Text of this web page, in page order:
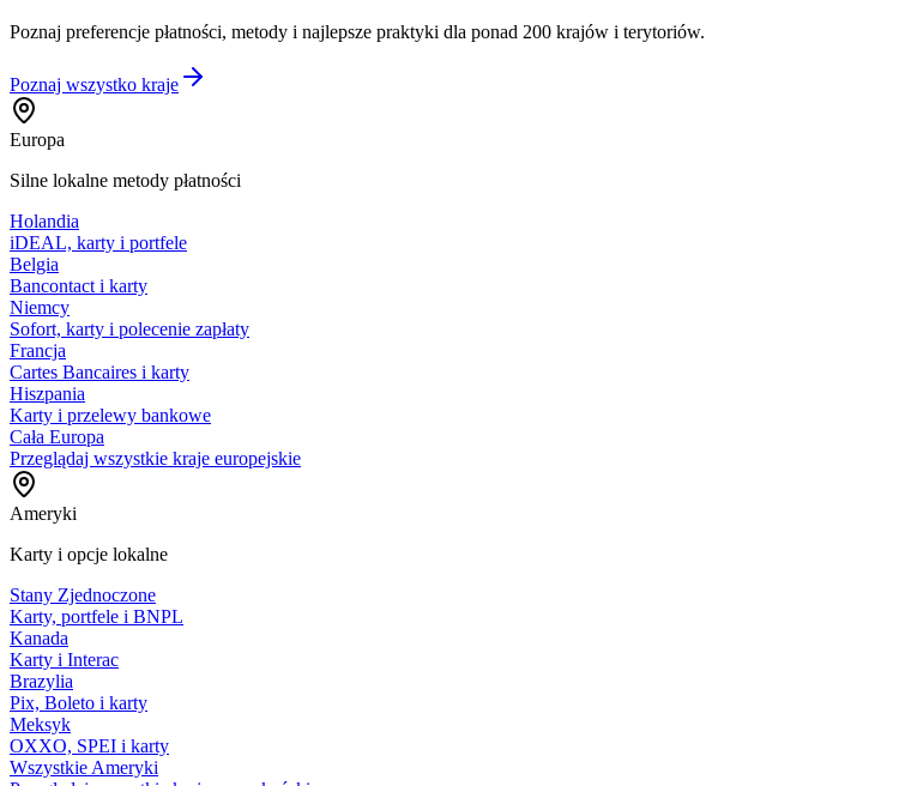
Poznaj preferencje płatności, metody i najlepsze praktyki dla ponad 200 krajów i terytoriów.
Poznaj wszystko kraje
Europa
Silne lokalne metody płatności
Holandia
iDEAL, karty i portfele
Belgia
Bancontact i karty
Niemcy
Sofort, karty i polecenie zapłaty
Francja
Cartes Bancaires i karty
Hiszpania
Karty i przelewy bankowe
Cała Europa
Przeglądaj wszystkie kraje europejskie
Ameryki
Karty i opcje lokalne
Stany Zjednoczone
Karty, portfele i BNPL
Kanada
Karty i Interac
Brazylia
Pix, Boleto i karty
Meksyk
OXXO, SPEI i karty
Wszystkie Ameryki